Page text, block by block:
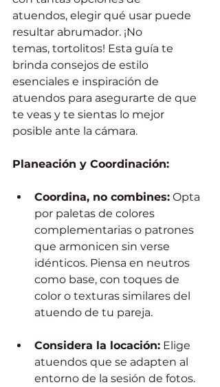
atuendos, elegir qué usar puede
resultar abrumador. ¡No
temas, tortolitos! Esta guía te
brinda consejos de estilo
esenciales e inspiración de
atuendos para asegurarte de que
te veas y te sientas lo mejor
posible ante la cámara.
Planeación y Coordinación:
Coordina, no combines: Opta
por paletas de colores
complementarias o patrones
que armonicen sin verse
idénticos. Piensa en neutros
como base, con toques de
color o texturas similares del
atuendo de tu pareja.
Considera la locación: Elige
atuendos que se adapten al
entorno de la sesión de fotos.